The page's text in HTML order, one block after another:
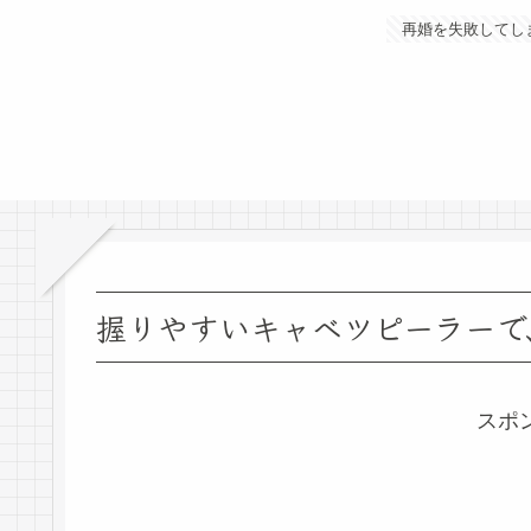
再婚を失敗してし
握りやすいキャベツピーラー
スポ